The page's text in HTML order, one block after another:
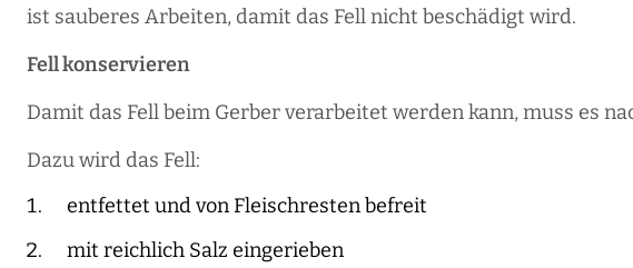
ist sauberes Arbeiten, damit das Fell nicht beschädigt wird.
Fell konservieren
Damit das Fell beim Gerber verarbeitet werden kann, muss es
Dazu wird das Fell:
entfettet und von Fleischresten befreit
mit reichlich Salz eingerieben